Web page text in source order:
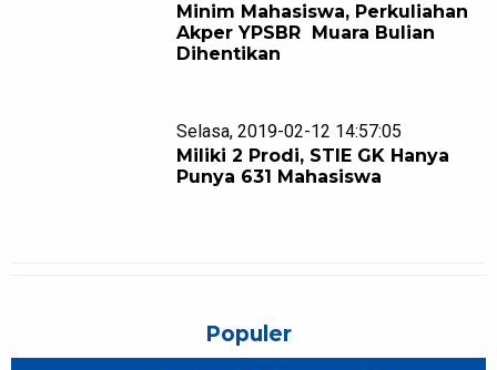
Minim Mahasiswa, Perkuliahan
Akper YPSBR Muara Bulian
Dihentikan
Selasa, 2019-02-12 14:57:05
Miliki 2 Prodi, STIE GK Hanya
Punya 631 Mahasiswa
Populer